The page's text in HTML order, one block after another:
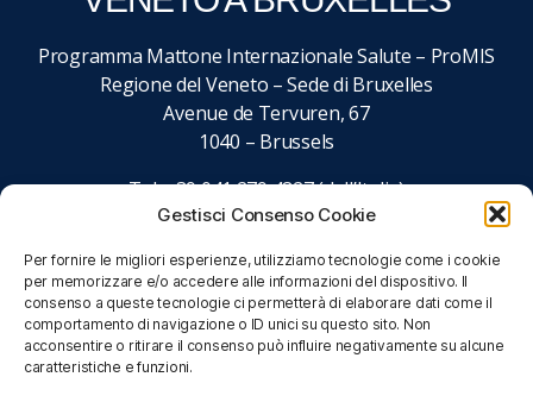
Gestisci Consenso Cookie
Per fornire le migliori esperienze, utilizziamo tecnologie come i cookie
per memorizzare e/o accedere alle informazioni del dispositivo. Il
consenso a queste tecnologie ci permetterà di elaborare dati come il
comportamento di navigazione o ID unici su questo sito. Non
acconsentire o ritirare il consenso può influire negativamente su alcune
caratteristiche e funzioni.
Programma Mattone Internazionale Salute – ProMIS
Regione del Veneto – Sede di Bruxelles
Avenue de Tervuren, 67
1040 – Brussels
Tel. +39 041 279 4827 (dall’Italia)
+32 027 437 027 (dall’estero)